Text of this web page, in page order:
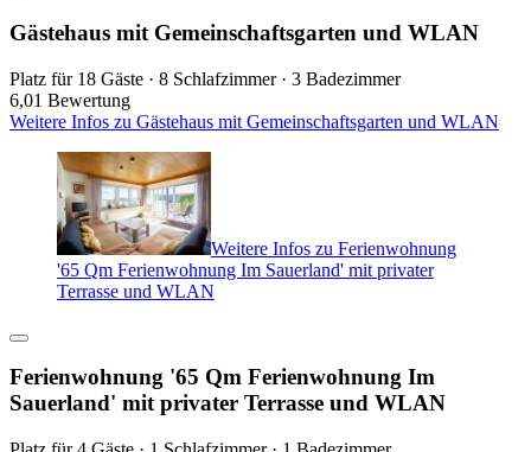
Gästehaus mit Gemeinschaftsgarten und WLAN
Platz für 18 Gäste · 8 Schlafzimmer · 3 Badezimmer
6,01 Bewertung
Weitere Infos zu Gästehaus mit Gemeinschaftsgarten und WLAN
Weitere Infos zu Ferienwohnung
'65 Qm Ferienwohnung Im Sauerland' mit privater
Terrasse und WLAN
Ferienwohnung '65 Qm Ferienwohnung Im
Sauerland' mit privater Terrasse und WLAN